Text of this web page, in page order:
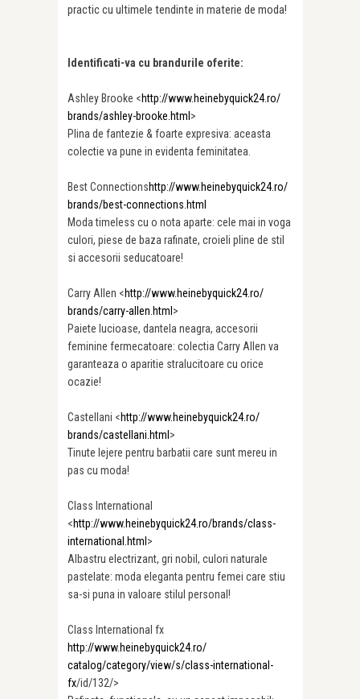
practic cu ultimele tendinte in materie de moda!
Identificati-va cu brandurile oferite:
Ashley Brooke <http://www.heinebyquick24.ro/
brands/ashley-brooke.html >
Plina de fantezie & foarte expresiva: aceasta
colectie va pune in evidenta feminitatea.
Best Connectionshttp://www.heinebyquick24.ro/
brands/best-connections.html
Moda timeless cu o nota aparte: cele mai in voga
culori, piese de baza rafinate, croieli pline de stil
si accesorii seducatoare!
Carry Allen <http://www.heinebyquick24.ro/
brands/carry-allen.html >
Paiete lucioase, dantela neagra, accesorii
feminine fermecatoare: colectia Carry Allen va
garanteaza o aparitie stralucitoare cu orice
ocazie!
Castellani <http://www.heinebyquick24.ro/
brands/castellani.html >
Tinute lejere pentru barbatii care sunt mereu in
pas cu moda!
Class International
<http://www.heinebyquick24.ro/brands/class-
international.html >
Albastru electrizant, gri nobil, culori naturale
pastelate: moda eleganta pentru femei care stiu
sa-si puna in valoare stilul personal!
Class International fx
http://www.heinebyquick24.ro/
catalog/category/view/s/class-international-
fx/id/132/>